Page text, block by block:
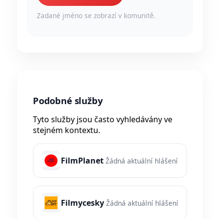
Zadané jméno se zobrazí v komunitě.
Podobné služby
Tyto služby jsou často vyhledávány ve
stejném kontextu.
FilmPlanet Žádná aktuální hlášení
Filmycesky Žádná aktuální hlášení